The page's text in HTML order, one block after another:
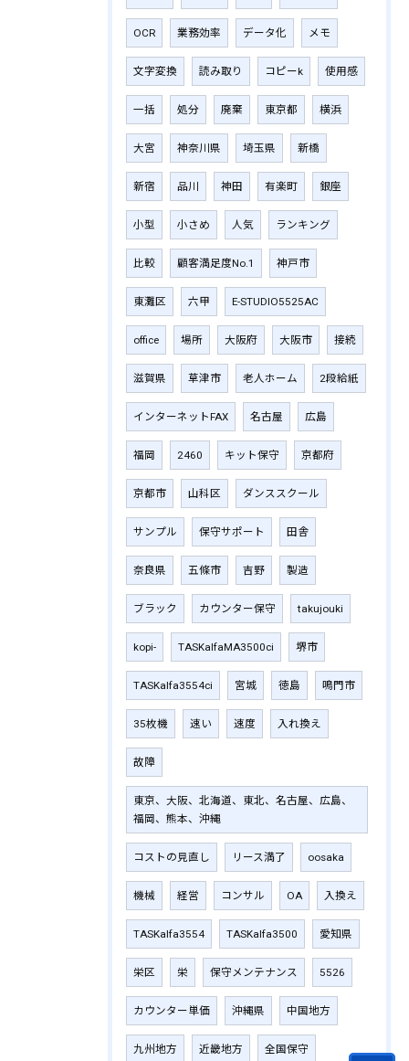
OCR 業務効率 データ化 メモ
文字変換 読み取り コピーk 使用感
一括 処分 廃棄 東京都 横浜
大宮 神奈川県 埼玉県 新橋
新宿 品川 神田 有楽町 銀座
小型 小さめ 人気 ランキング
比較 顧客満足度No.1 神戸市
東灘区 六甲 E-STUDIO5525AC
office 場所 大阪府 大阪市 接続
滋賀県 草津市 老人ホーム 2段給紙
インターネットFAX 名古屋 広島
福岡 2460 キット保守 京都府
京都市 山科区 ダンススクール
サンプル 保守サポート 田舎
奈良県 五條市 吉野 製造
ブラック カウンター保守 takujouki
kopi- TASKalfaMA3500ci 堺市
TASKalfa3554ci 宮城 徳島 鳴門市
35枚機 速い 速度 入れ換え
故障
東京、大阪、北海道、東北、名古屋、広島、
福岡、熊本、沖縄
コストの見直し リース満了 oosaka
機械 経営 コンサル OA 入換え
TASKalfa3554 TASKalfa3500 愛知県
栄区 栄 保守メンテナンス 5526
カウンター単価 沖縄県 中国地方
九州地方 近畿地方 全国保守